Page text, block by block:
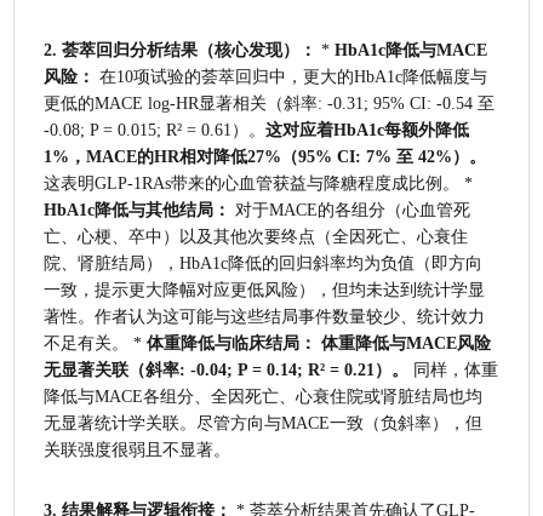
2. 荟萃回归分析结果（核心发现）： * HbA1c降低与MACE
风险： 在10项试验的荟萃回归中，更大的HbA1c降低幅度与
更低的MACE log-HR显著相关（斜率: -0.31; 95% CI: -0.54 至
-0.08; P = 0.015; R² = 0.61）。这对应着HbA1c每额外降低
1%，MACE的HR相对降低27%（95% CI: 7% 至 42%）。
HbA1c降低与其他结局：
对于MACE的各组分（心血管死
亡、心梗、卒中）以及其他次要终点（全因死亡、心衰住
院、肾脏结局），HbA1c降低的回归斜率均为负值（即方向
一致，提示更大降幅对应更低风险），但均未达到统计学显
著性。作者认为这可能与这些结局事件数量较少、统计效力
不足有关。 * 体重降低与临床结局：
体重降低与MACE风险
无显著关联（斜率: -0.04; P = 0.14; R² = 0.21）。
同样，体重
降低与MACE各组分、全因死亡、心衰住院或肾脏结局也均
无显著统计学关联。尽管方向与MACE一致（负斜率），但
关联强度很弱且不显著。
3. 结果解释与逻辑衔接： * 荟萃分析结果首先确认了GLP-